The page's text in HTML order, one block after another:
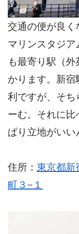
交通の便が良く
マリンスタジ
も最寄り駅（
かります。新
利ですが、そち
ーむ。それに比
ぱり立地がいい
住所： 東京都新
町３−１